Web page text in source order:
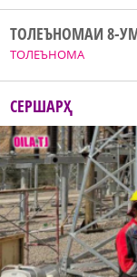
ТОЛЕЪНОМА
ТОЛЕЪНОМАИ 8-
СЕРШАРҲ